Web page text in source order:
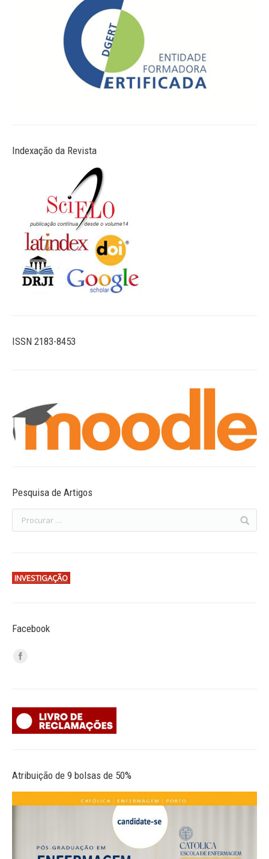
Indexação da Revista
ISSN 2183-8453
Pesquisa de Artigos
INVESTIGAÇÃO
Facebook
Atribuição de 9 bolsas de 50%